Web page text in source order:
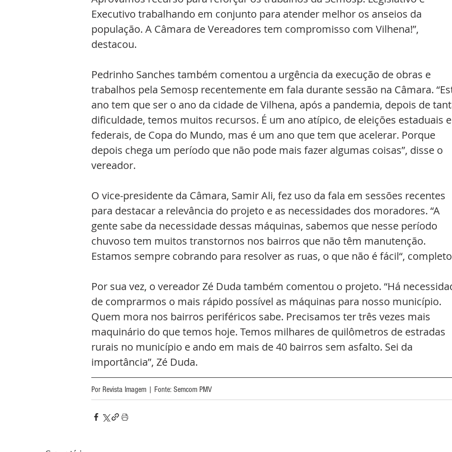
Executivo trabalhando em conjunto para atender melhor os anseios da
população. A Câmara de Vereadores tem compromisso com Vilhena!”,
destacou.
Pedrinho Sanches também comentou a urgência da execução de obras e
trabalhos pela Semosp recentemente em fala durante sessão na Câmara.
ano tem que ser o ano da cidade de Vilhena, após a pandemia, depois de
dificuldade, temos muitos recursos. É um ano atípico, de eleições estaduais e
federais, de Copa do Mundo, mas é um ano que tem que acelerar. Porque
depois chega um período que não pode mais fazer algumas coisas”, disse o
vereador.
O vice-presidente da Câmara, Samir Ali, fez uso da fala em sessões recentes
para destacar a relevância do projeto e as necessidades dos moradores. “A
gente sabe da necessidade dessas máquinas, sabemos que nesse período
chuvoso tem muitos transtornos nos bairros que não têm manutenção.
Estamos sempre cobrando para resolver as ruas, o que não é fácil“,
Por sua vez, o vereador Zé Duda também comentou o projeto. “Há
de comprarmos o mais rápido possível as máquinas para nosso município.
Quem mora nos bairros periféricos sabe. Precisamos ter três vezes mais
maquinário do que temos hoje. Temos milhares de quilômetros de estradas
rurais no município e ando em mais de 40 bairros sem asfalto. Sei da
importância”, Zé Duda.
Por Revista Imagem | Fonte: Semcom PMV